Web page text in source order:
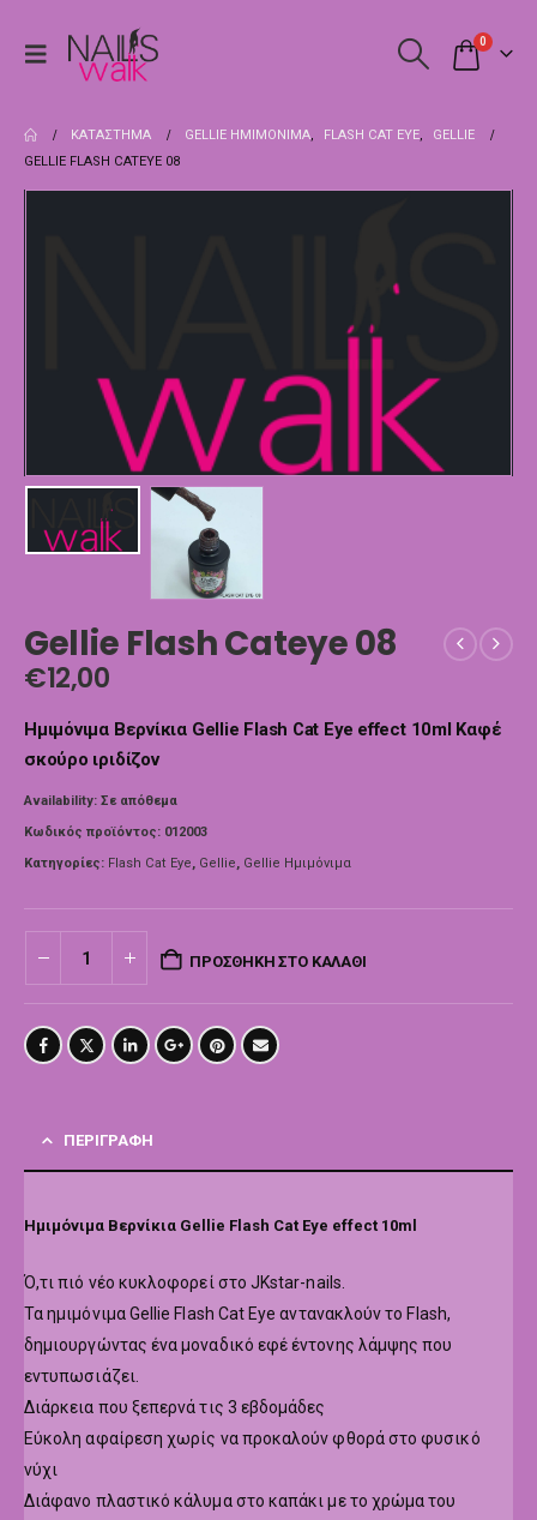
0
ΚΑΤΆΣΤΗΜΑ GELLIE ΗΜΙΜΌΝΙΜΑ, FLASH CAT EYE,
GELLIE
GELLIE FLASH CATEYE 08
Gellie Flash Cateye 08
€12,00
Ημιμόνιμα Βερνίκια Gellie Flash Cat Eye effect 10ml Καφέ
σκούρο ιριδίζον
Availability: Σε απόθεμα
Κωδικός προϊόντος: 012003
Κατηγορίες: Flash Cat Eye, Gellie, Gellie Ημιμόνιμα
ΠΡΟΣΘΉΚΗ ΣΤΟ ΚΑΛΆΘΙ
ΠΕΡΙΓΡΑΦΉ
Ημιμόνιμα Βερνίκια Gellie Flash Cat Eye effect 10ml
Ό,τι πιό νέο κυκλοφορεί στο JKstar-nails.
Τα ημιμόνιμα Gellie Flash Cat Eye αντανακλούν το Flash,
δημιουργώντας ένα μοναδικό εφέ έντονης λάμψης που
εντυπωσιάζει.
Διάρκεια που ξεπερνά τις 3 εβδομάδες
Εύκολη αφαίρεση χωρίς να προκαλούν φθορά στο φυσικό
νύχι
Διάφανο πλαστικό κάλυμα στο καπάκι με το χρώμα του